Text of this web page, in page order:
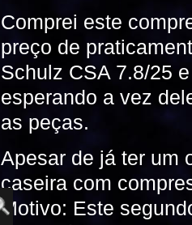
Comprei este
preço de
Schulz CSA 7.8/25
esperando a vez
as peças.
Apesar de já ter um
caseira com
Motivo: Este